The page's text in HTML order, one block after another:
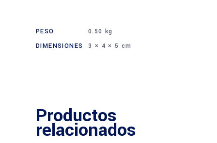
PESO
0.50 kg
DIMENSIONES
3 × 4 × 5 cm
Productos
relacionados